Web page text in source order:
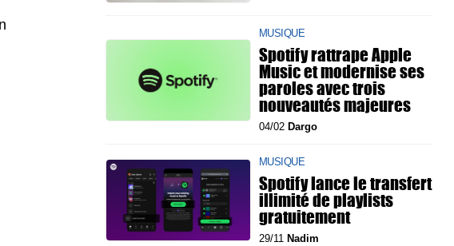
MUSIQUE
Spotify rattrape Apple
Music et modernise ses
paroles avec trois
nouveautés majeures
04/02 Dargo
MUSIQUE
Spotify lance le transfert
illimité de playlists
gratuitement
29/11 Nadim